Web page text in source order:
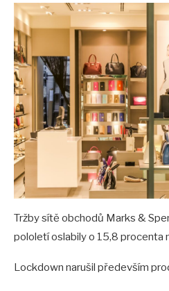
Tržby sítě obchodů Marks &
pololetí oslabily o 15,8 procenta
Lockdown narušil především